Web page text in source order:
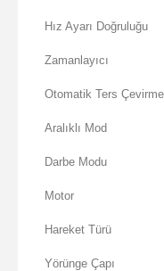
Hız Ayarı Doğruluğu
Zamanlayıcı
Otomatik Ters Çevirme
Aralıklı Mod
Darbe Modu
Motor
Hareket Türü
Yörünge Çapı